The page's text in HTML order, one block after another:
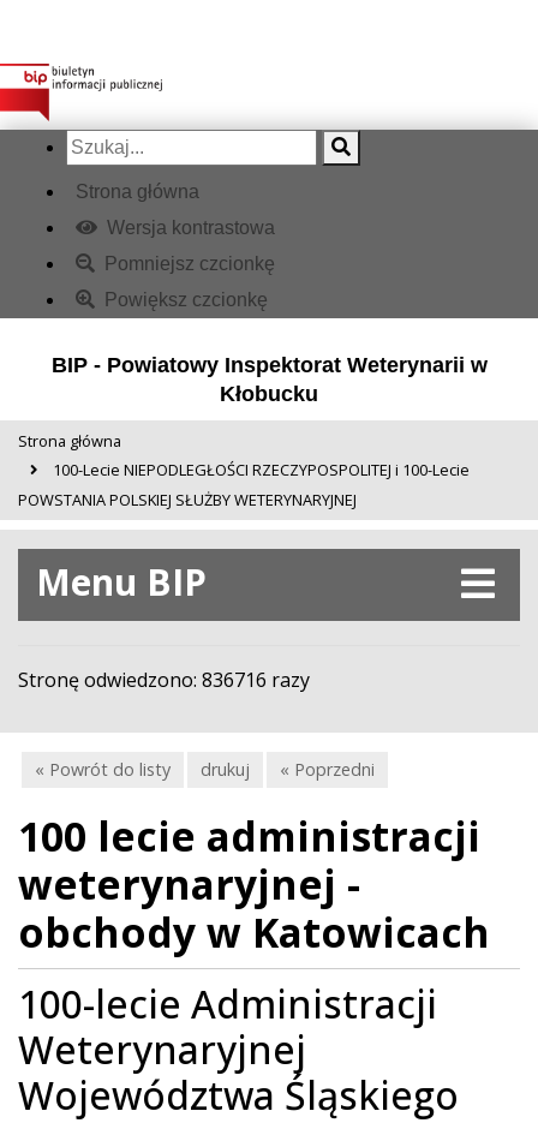
Strona główna
Wersja kontrastowa
Pomniejsz czcionkę
Powiększ czcionkę
BIP - Powiatowy Inspektorat Weterynarii w
Kłobucku
Strona główna
100-Lecie NIEPODLEGŁOŚCI RZECZYPOSPOLITEJ i 100-Lecie
POWSTANIA POLSKIEJ SŁUŻBY WETERYNARYJNEJ
Menu BIP
Stronę odwiedzono: 836716 razy
« Powrót do listy drukuj « Poprzedni
100 lecie administracji
weterynaryjnej -
obchody w Katowicach
100-lecie Administracji
Weterynaryjnej
Województwa Śląskiego